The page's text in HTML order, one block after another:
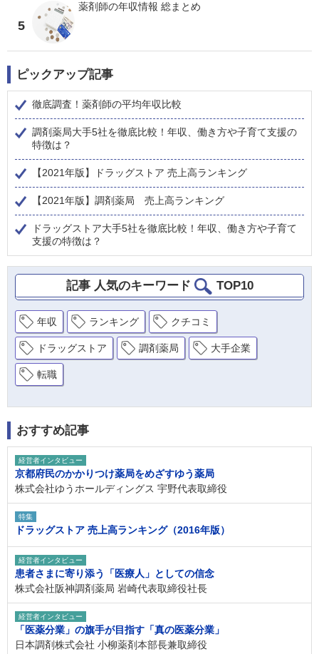
5
薬剤師の年収情報 総まとめ
ピックアップ記事
徹底調査！薬剤師の平均年収比較
調剤薬局大手5社を徹底比較！年収、働き方や子育て支援の
特徴は？
【2021年版】ドラッグストア 売上高ランキング
【2021年版】調剤薬局 売上高ランキング
ドラッグストア大手5社を徹底比較！年収、働き方や子育て
支援の特徴は？
記事 人気のキーワード TOP10
年収 ランキング クチコミ
ドラッグストア 調剤薬局 大手企業
転職
おすすめ記事
経営者インタビュー
京都府民のかかりつけ薬局をめざすゆう薬局
株式会社ゆうホールディングス 宇野代表取締役
特集
ドラッグストア 売上高ランキング（2016年版）
経営者インタビュー
患者さまに寄り添う「医療人」としての信念
株式会社阪神調剤薬局 岩崎代表取締役社長
経営者インタビュー
「医薬分業」の旗手が目指す「真の医薬分業」
日本調剤株式会社 小柳薬剤本部長兼取締役